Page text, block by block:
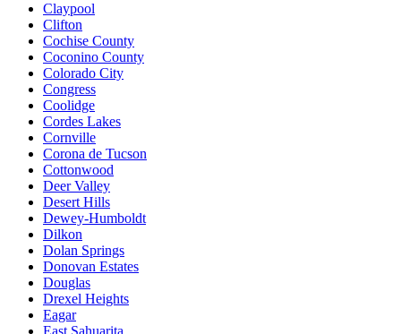
Claypool
Clifton
Cochise County
Coconino County
Colorado City
Congress
Coolidge
Cordes Lakes
Cornville
Corona de Tucson
Cottonwood
Deer Valley
Desert Hills
Dewey-Humboldt
Dilkon
Dolan Springs
Donovan Estates
Douglas
Drexel Heights
Eagar
East Sahuarita